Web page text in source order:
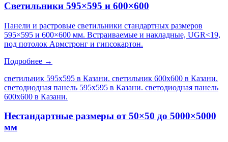
Светильники 595×595 и 600×600
Панели и растровые светильники стандартных размеров
595×595 и 600×600 мм. Встраиваемые и накладные, UGR<19,
под потолок Армстронг и гипсокартон.
Подробнее →
светильник 595х595 в Казани. светильник 600х600 в Казани.
светодиодная панель 595х595 в Казани. светодиодная панель
600х600 в Казани.
Нестандартные размеры от 50×50 до 5000×5000
мм